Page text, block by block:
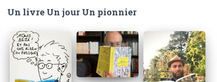
Un livre Un jour Un pionnier